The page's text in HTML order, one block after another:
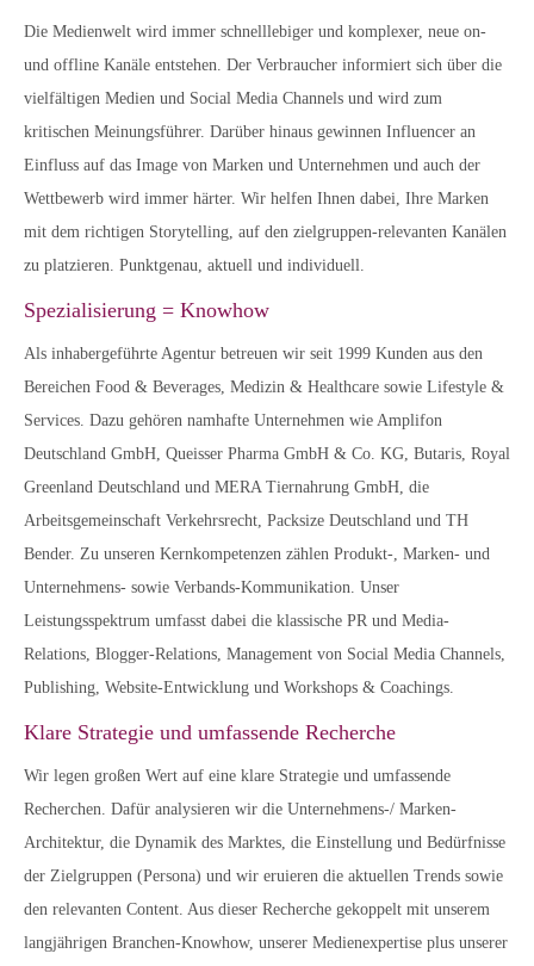
Die Medienwelt wird immer schnelllebiger und komplexer, neue on-
und offline Kanäle entstehen. Der Verbraucher informiert sich über die
vielfältigen Medien und Social Media Channels und wird zum
kritischen Meinungsführer. Darüber hinaus gewinnen Influencer an
Einfluss auf das Image von Marken und Unternehmen und auch der
Wettbewerb wird immer härter. Wir helfen Ihnen dabei, Ihre Marken
mit dem richtigen Storytelling, auf den zielgruppen-relevanten Kanälen
zu platzieren. Punktgenau, aktuell und individuell.
Spezialisierung = Knowhow
Als inhabergeführte Agentur betreuen wir seit 1999 Kunden aus den
Bereichen Food & Beverages, Medizin & Healthcare sowie Lifestyle &
Services. Dazu gehören namhafte Unternehmen wie Amplifon
Deutschland GmbH, Queisser Pharma GmbH & Co. KG, Butaris, Royal
Greenland Deutschland und MERA Tiernahrung GmbH, die
Arbeitsgemeinschaft Verkehrsrecht, Packsize Deutschland und TH
Bender. Zu unseren Kernkompetenzen zählen Produkt-, Marken- und
Unternehmens- sowie Verbands-Kommunikation. Unser
Leistungsspektrum umfasst dabei die klassische PR und Media-
Relations, Blogger-Relations, Management von Social Media Channels,
Publishing, Website-Entwicklung und Workshops & Coachings.
Klare Strategie und umfassende Recherche
Wir legen großen Wert auf eine klare Strategie und umfassende
Recherchen. Dafür analysieren wir die Unternehmens-/ Marken-
Architektur, die Dynamik des Marktes, die Einstellung und Bedürfnisse
der Zielgruppen (Persona) und wir eruieren die aktuellen Trends sowie
den relevanten Content. Aus dieser Recherche gekoppelt mit unserem
langjährigen Branchen-Knowhow, unserer Medienexpertise plus unserer